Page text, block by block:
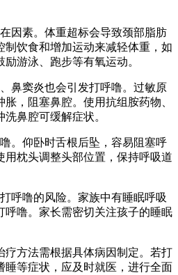
因素。体重超标会导致颈部脂肪
制饮食和增加运动来减轻体重，如
游泳、跑步等有氧运动。
鼻窦炎也会引发打呼噜。过敏原
，阻塞鼻腔。使用抗组胺药物、
鼻腔可缓解症状。
。仰卧时舌根后坠，容易阻塞呼
用枕头调整头部位置，保持呼吸道
呼噜的风险。家族中有睡眠呼吸
呼噜。家长需密切关注孩子的睡眠
疗方法需根据具体病因制定。若打
睡等症状，应及时就医，进行全面